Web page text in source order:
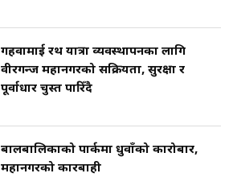
गहवामाई रथ यात्रा व्यवस्थापनका लागि
वीरगन्ज महानगरको सक्रियता, सुरक्षा र
पूर्वाधार चुस्त पारिँदै
बालबालिकाको पार्कमा धुवाँको कारोबार,
महानगरको कारबाही